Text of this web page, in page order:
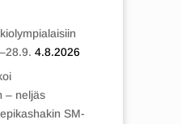
4.8.2026
– neljäs
SM-